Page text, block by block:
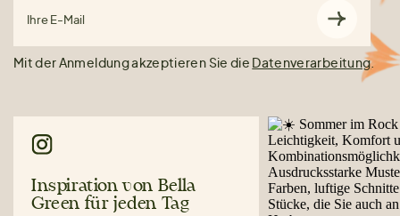
Ihre E-Mail
Mit der Anmeldung akzeptieren Sie die Datenverarbeitung.
Inspiration von Bella
Green für jeden Tag